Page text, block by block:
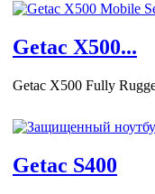
Getac X500...
Getac X500 Fully
Getac S400